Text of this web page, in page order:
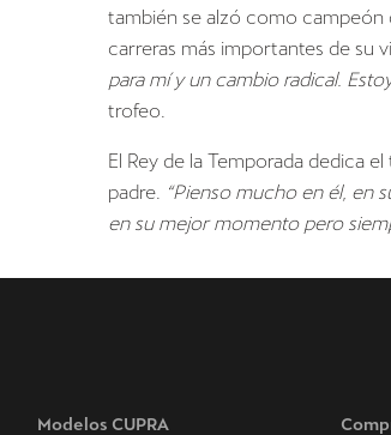
también se alzó como campeón
carreras más importantes de su
para mí y un cambio radical.
trofeo.
El Rey de la Temporada dedica
padre. “Pienso mucho en él, en
en su mejor momento pero
Modelos CUPRA